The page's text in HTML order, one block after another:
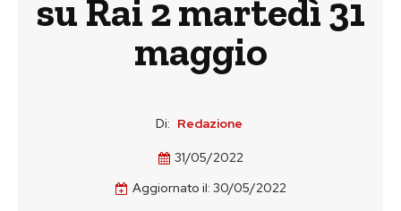
su Rai 2 martedì 31
maggio
Di: Redazione
31/05/2022
Aggiornato il: 30/05/2022